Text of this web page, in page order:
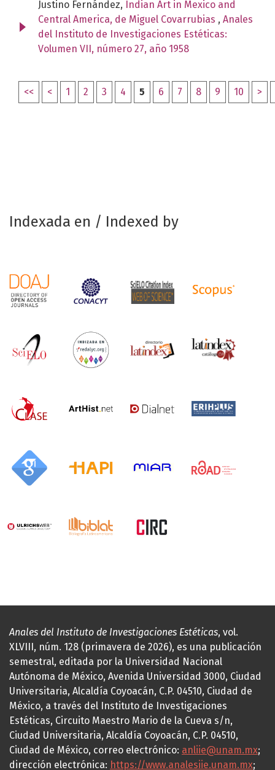
Justino Fernández, Indian Art in Mexico and
Central America, de Miguel Covarrubias , Anales
del Instituto de Investigaciones Estéticas:
Volumen VII, número 27, año 1958
<< < 1 2 3 4 5 6 7 8 9 10 >
Indexada en / Indexed by
Anales del Instituto de Investigaciones Estéticas, vol.
XLVIII, núm. 128 (primavera de 2026), es una publicación
semestral, editada por la Universidad Nacional
Autónoma de México, Avenida Universidad 3000, Ciudad
Universitaria, Alcaldía Coyoacán, C.P. 04510, Ciudad de
México, a través del Instituto de Investigaciones
Estéticas, Circuito Maestro Mario de la Cueva s/n,
Ciudad Universitaria, Alcaldía Coyoacán, C.P. 04510,
Ciudad de México, correo electrónico: anliie@unam.mx;
dirección electrónica: https://www.analesiie.unam.mx;